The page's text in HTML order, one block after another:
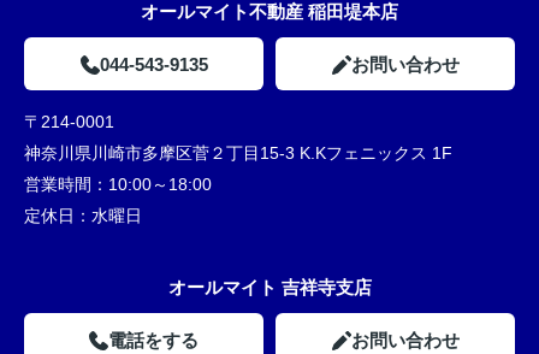
オールマイト不動産 稲田堤本店
044-543-9135 お問い合わせ
〒214-0001
神奈川県川崎市多摩区菅２丁目15-3 K.Kフェニックス 1F
営業時間： 10:00～18:00
定休日： 水曜日
オールマイト 吉祥寺支店
電話をする お問い合わせ